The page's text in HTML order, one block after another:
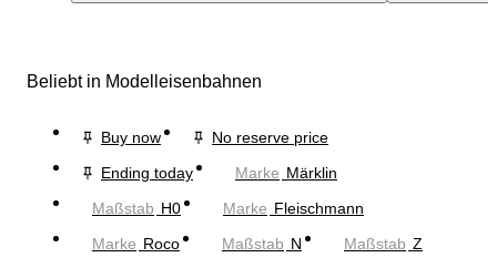
Beliebt in Modelleisenbahnen
Buy now
No reserve price
Ending today
Marke Märklin
Maßstab H0 Marke Fleischmann
Marke Roco Maßstab N Maßstab Z